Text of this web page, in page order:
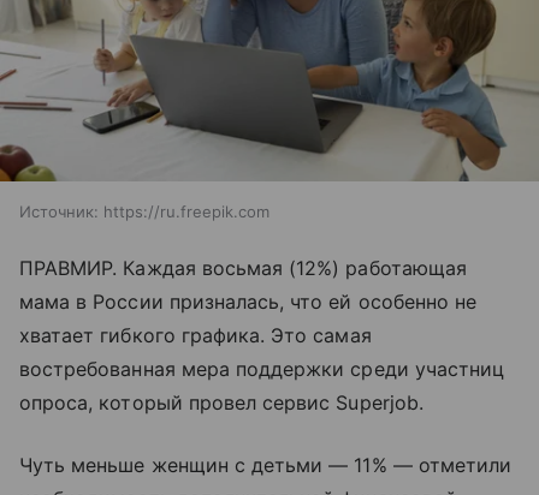
Источник: https://ru.freepik.com
ПРАВМИР. Каждая восьмая (12%) работающая
мама в России призналась, что ей особенно не
хватает гибкого графика. Это самая
востребованная мера поддержки среди участниц
опроса, который провел сервис Superjob.
Чуть меньше женщин с детьми — 11% — отметили